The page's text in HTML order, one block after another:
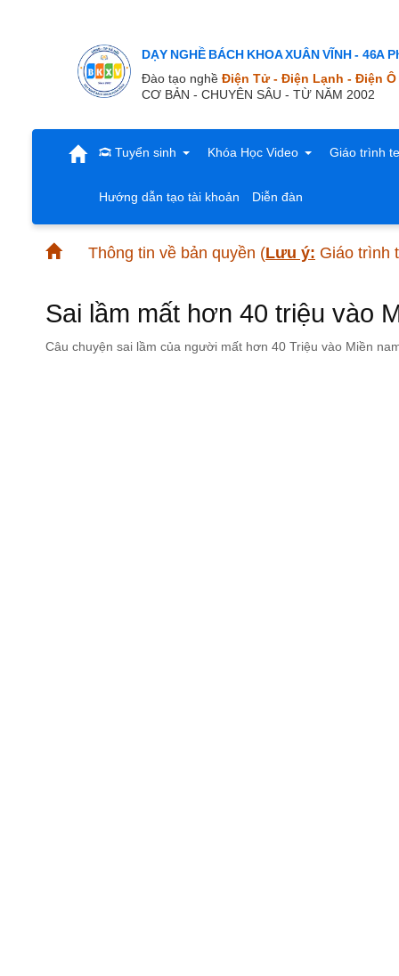
DẠY NGHỀ BÁCH KHOA XUÂN VĨNH - 46A
Đào tạo nghề Điện Tử - Điện Lạnh - Điện Ô
CƠ BẢN - CHUYÊN SÂU - TỪ NĂM 2002
Tuyển sinh Khóa Học Video Giáo trình
Hướng dẫn tạo tài khoản Diễn đàn
Thông tin về bản quyền (Lưu ý: Giáo trình
Sai lầm mất hơn 40 triệu vào
Câu chuyện sai lầm của người mất hơn 40 Triệu vào Miền